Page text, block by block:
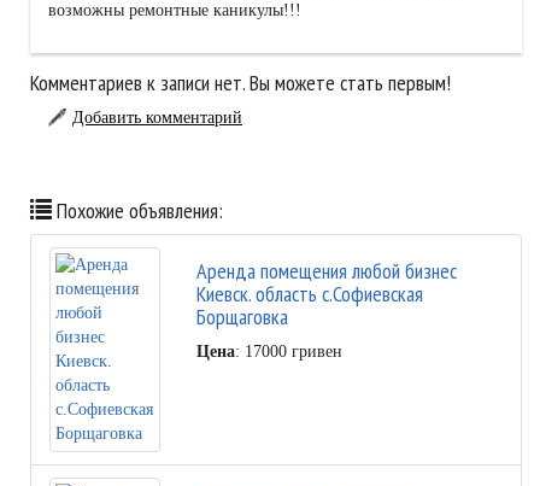
возможны ремонтные каникулы!!!
Комментариев к записи нет. Вы можете стать первым!
Добавить комментарий
Похожие объявления:
Аренда помещения любой бизнес
Киевск. область с.Софиевская
Борщаговка
Цена: 17000 гривен